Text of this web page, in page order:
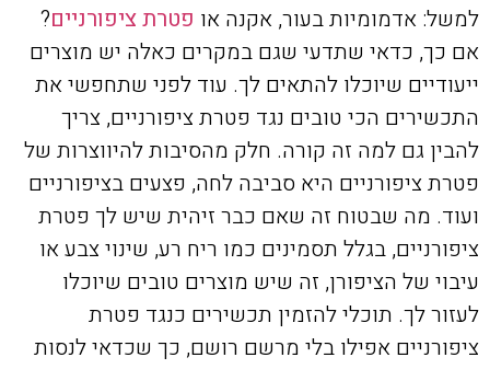
למשל: אדמומיות בעור, אקנה או פטרת ציפורניים?
אם כך, כדאי שתדעי שגם במקרים כאלה יש מוצרים
ייעודיים שיוכלו להתאים לך. עוד לפני שתחפשי את
התכשירים הכי טובים נגד פטרת ציפורניים, צריך
להבין גם למה זה קורה. חלק מהסיבות להיווצרות של
פטרת ציפורניים היא סביבה לחה, פצעים בציפורניים
ועוד. מה שבטוח זה שאם כבר זיהית שיש לך פטרת
ציפורניים, בגלל תסמינים כמו ריח רע, שינוי צבע או
עיבוי של הציפורן, זה שיש מוצרים טובים שיוכלו
לעזור לך. תוכלי להזמין תכשירים כנגד פטרת
ציפורניים אפילו בלי מרשם רושם, כך שכדאי לנסות